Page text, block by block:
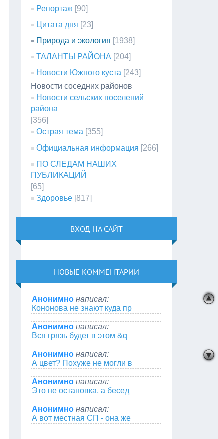
Репортаж [90]
Цитата дня [23]
Природа и экология [1938]
ТАЛАНТЫ РАЙОНА [204]
Новости Южного куста [243]
Новости соседних районов
Новости сельских поселений
района
[356]
Острая тема [355]
Официальная информация [266]
ПО СЛЕДАМ НАШИХ
ПУБЛИКАЦИЙ
[65]
Здоровье [817]
ВХОД НА САЙТ
НОВЫЕ КОММЕНТАРИИ
Анонимно написал:
Кононова не знают куда пр
Анонимно написал:
Вся грязь будет в этом &q
Анонимно написал:
А цвет? Похуже не могли в
Анонимно написал:
Это не остановка, а бесед
Анонимно написал:
А вот местная СП - она же